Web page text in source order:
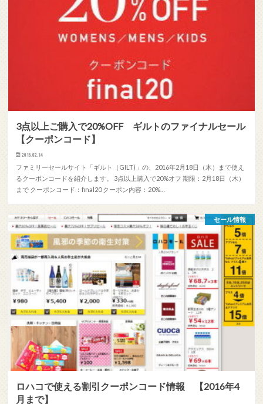
3点以上ご購入で20%OFF ギルトのファイナルセール
【クーポンコード】
2016.02.14
ファミリーセールサイト「ギルト（GILT)」の、2016年2月18日（木）まで使え
るクーポンコードを紹介します。 3点以上購入で20%オフ 期限：2月18日（木）
まで クーポンコード：final20 クーポン内容：20%…
セール情報
ロハコで使える割引クーポンコード情報 【2016年4
月まで】